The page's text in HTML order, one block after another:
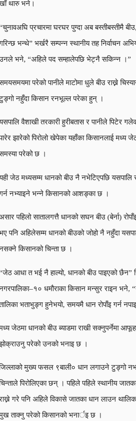
थारु भने।
प्रचारमा घरघर पुग्दा अब बस्तीबस्तीमै
भन्थे” भर्खरै सम्पन्न स्थानीय तह निर्वाचन
भने, “अहिले पद सम्हालेपछि भेट्नै सकिन्न ।”
परेको पानीले माटोमा धुले बीउ राख्ने
नहुँदा किसान रनभूल्ल परेका हुन् ।
वैशाखी तरकारी हुरीबतास र पानीले पिटेर
झारेको पिरोलो खेपेका यहाँका किसानलाई मध्य
परेको छ ।
जेठ मध्यसम्म धानको बीउ नै नभेटिएपछि यसपालि
नभ्याइने भन्ने किसानको आशङ्का छ ।
पहिलो सातालगत्तै धानको सघन बीउ (बेर्ना)
पनि अहिलेसम्म धानको बीउको जोहो नै नहुँदा
किसानको चिन्ता छ ।
आधा त भई नै हाल्यो, धानको बीउ पाइएको छैन”
धमौराका किसान मन्सुर राइन भने,
भताभुङ्ग हुनेभयो, समयमै धान रोपाँइ गर्न
जेठमा धानको बीउ ब्याडमा राखी सक्नुपर्नेमा
परेको उनको भनाइ छ ।
मुख्य फसल ९बाली० धान लगाउने टुङ्गो
पिरोलिएका छन् । पहिले पहिले स्थानीय
गरे पनि अहिले विकासे जातका धान लाउन
ताक्नु परेको किसानको भनार्इ छ ।